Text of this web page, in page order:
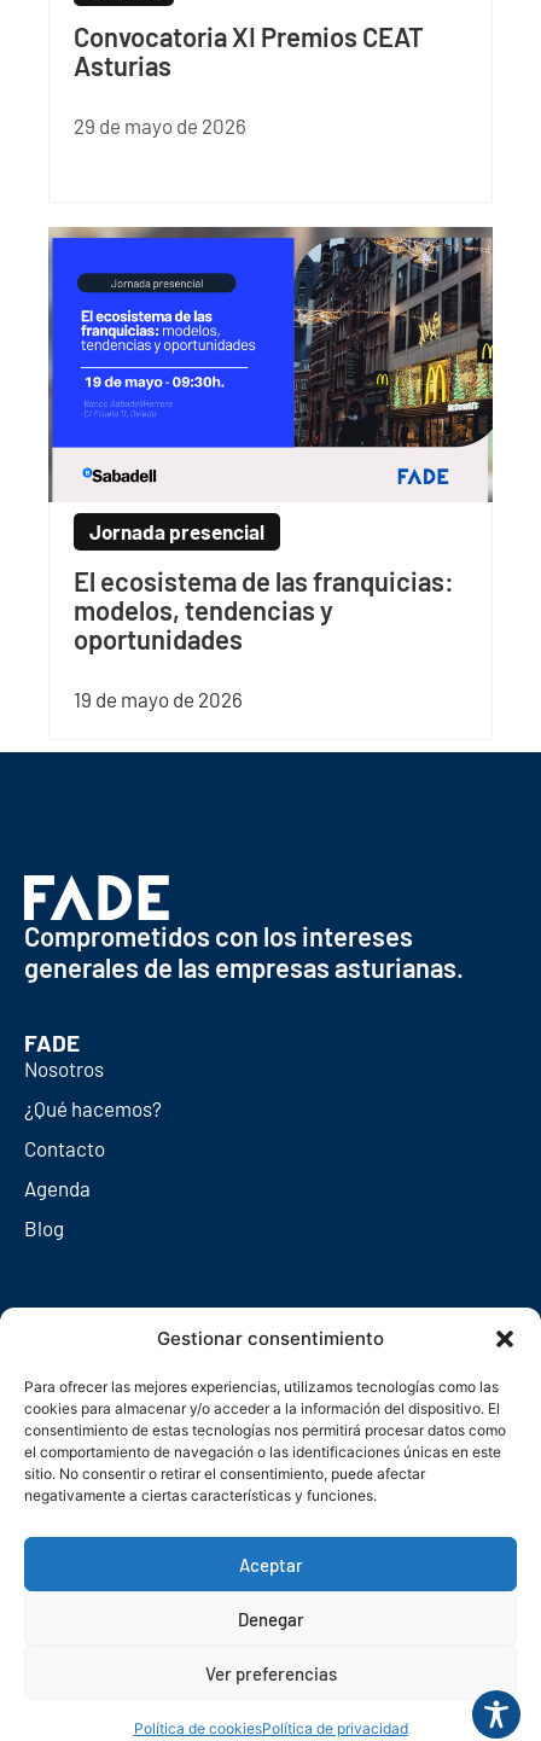
Gestionar consentimiento
Para ofrecer las mejores experiencias, utilizamos tecnologías como las
cookies para almacenar y/o acceder a la información del dispositivo. El
consentimiento de estas tecnologías nos permitirá procesar datos como
el comportamiento de navegación o las identificaciones únicas en este
sitio. No consentir o retirar el consentimiento, puede afectar
negativamente a ciertas características y funciones.
Aceptar
Denegar
Ver preferencias
Política de cookiesPolítica de privacidad
Convocatoria XI Premios CEAT
Asturias
29 de mayo de 2026
Jornada presencial
El ecosistema de las franquicias:
modelos, tendencias y
oportunidades
19 de mayo de 2026
Comprometidos con los intereses
generales de las empresas asturianas.
FADE
Nosotros
¿Qué hacemos?
Contacto
Agenda
Blog
Redes sociales
Política de privacidadPolítica de cookies